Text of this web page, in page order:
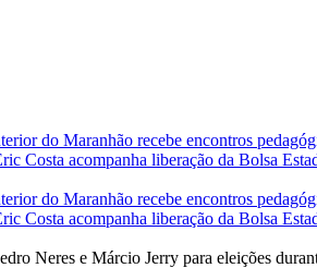
do Maranhão recebe encontros
Costa acompanha liberação da Bolsa
do Maranhão recebe encontros
Costa acompanha liberação da Bolsa
Neres e Márcio Jerry para eleições